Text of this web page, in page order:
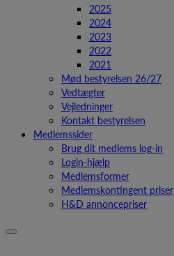
2025
2024
2023
2022
2021
Mød bestyrelsen 26/27
Vedtægter
Vejledninger
Kontakt bestyrelsen
Medlemssider
Brug dit medlems log-in
Login-hjælp
Medlemsformer
Medlemskontingent priser
H&D annoncepriser